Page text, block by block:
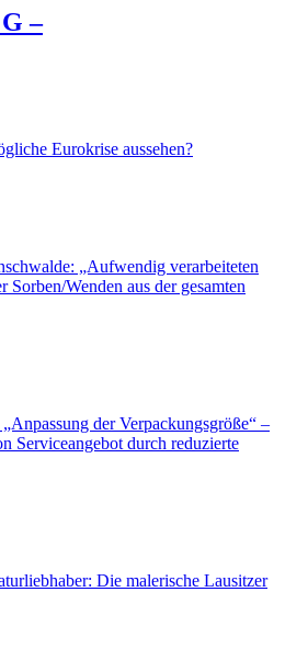
–
Eurokrise aussehen?
„Aufwendig verarbeiteten
Sorben/Wenden aus der gesamten
der Verpackungsgröße“ –
Serviceangebot durch reduzierte
Die malerische Lausitzer